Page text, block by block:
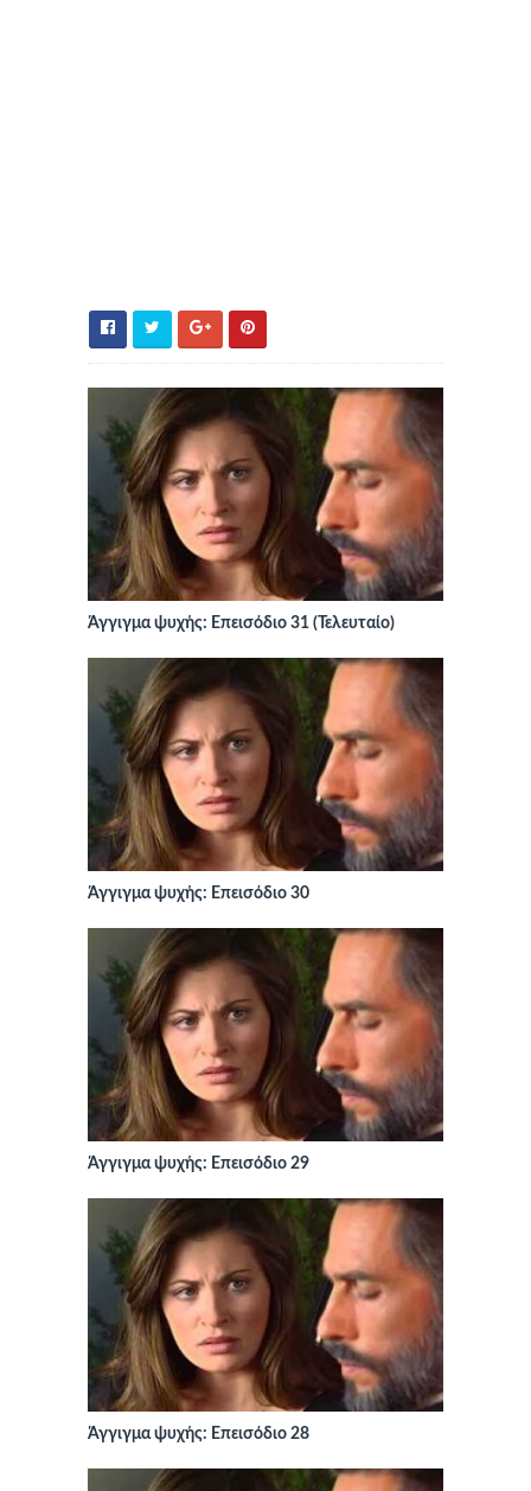
Άγγιγμα ψυχής: Επεισόδιο 31 (Τελευταίο)
Άγγιγμα ψυχής: Επεισόδιο 30
Άγγιγμα ψυχής: Επεισόδιο 29
Άγγιγμα ψυχής: Επεισόδιο 28